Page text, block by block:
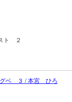
ト ２
グベ ３ / 本宮 ひろ